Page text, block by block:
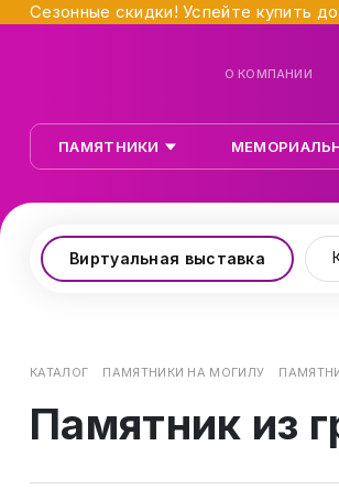
Сезонные скидки! Успейте купить
О КОМПАНИИ
ПАМЯТНИКИ
Виртуальная выставка
КАТАЛОГ ПАМЯТНИКИ НА МОГИЛУ
Памятник из